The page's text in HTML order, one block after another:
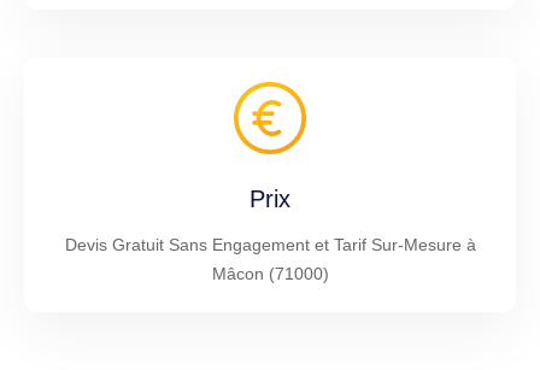
Prix
Devis Gratuit Sans Engagement et Tarif Sur-Mesure à
Mâcon (71000)